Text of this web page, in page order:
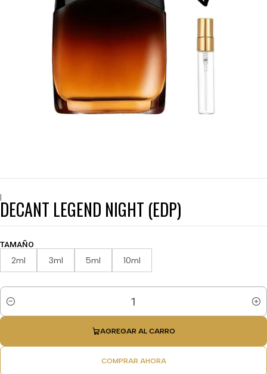
|
DECANT LEGEND NIGHT (EDP)
TAMAÑO
2ml 3ml 5ml 10ml
Cantidad
AGREGAR AL CARRO
COMPRAR AHORA